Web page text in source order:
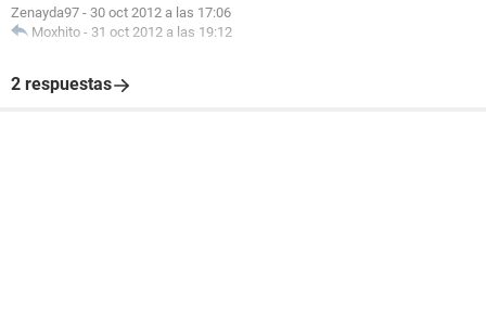
Zenayda97 - 30 oct 2012 a las 17:06
Moxhito - 31 oct 2012 a las 19:12
2 respuestas